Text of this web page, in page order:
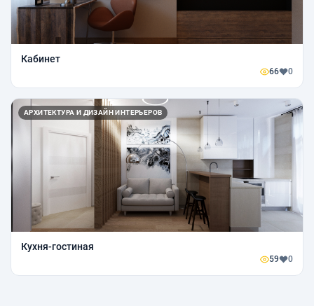
Кабинет
66 0
АРХИТЕКТУРА И ДИЗАЙН ИНТЕРЬЕРОВ
Кухня-гостиная
59 0